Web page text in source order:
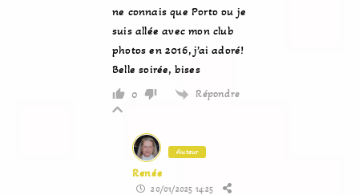
ne connais que Porto ou je
suis allée avec mon club
photos en 2016, j’ai adoré!
Belle soirée, bises
0 Répondre
Auteur
Renée
20/01/2025 14:25